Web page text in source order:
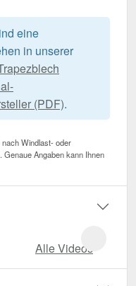
eine
in unserer
(PDF).
Windlast- oder
Genaue Angaben kann Ihnen
Alle Videos